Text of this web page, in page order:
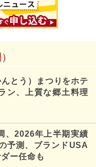
とう）まつりをホテ
ン、上質な郷土料理
、2026年上半期実績
予測、ブランドUSA
ー任命も